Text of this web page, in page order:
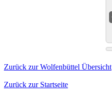
Zurück zur Wolfenbüttel Übersicht
Zurück zur Startseite